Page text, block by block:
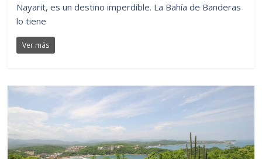
Nayarit, es un destino imperdible. La Bahía de Banderas
lo tiene
Ver más